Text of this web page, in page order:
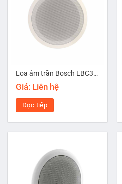
Loa âm trần Bosch LBC3099/41
Giá: Liên hệ
Đọc tiếp